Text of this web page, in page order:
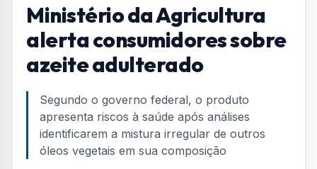
Ministério da Agricultura
alerta consumidores sobre
azeite adulterado
Segundo o governo federal, o produto
apresenta riscos à saúde após análises
identificarem a mistura irregular de outros
óleos vegetais em sua composição